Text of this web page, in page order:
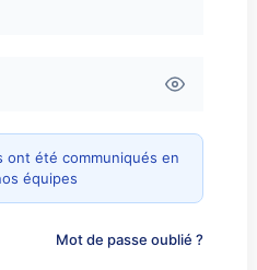
ont été communiqués en
équipes
Mot de passe oublié ?